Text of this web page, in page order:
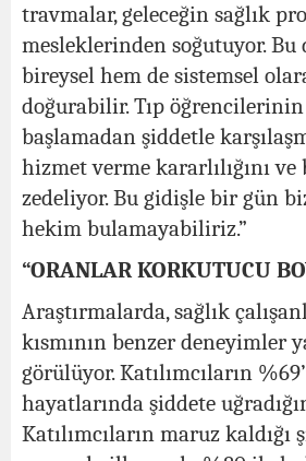
travmalar, geleceğin sağlık
mesleklerinden soğutuyor.
bireysel hem de sistemsel
doğurabilir. Tıp öğrencilerinin
başlamadan şiddetle
hizmet verme kararlılığını ve
zedeliyor. Bu gidişle bir gün
hekim bulamayabiliriz.”
“ORANLAR KORKUTUCU
Araştırmalarda, sağlık
kısmının benzer deneyimler
görülüyor. Katılımcıların
hayatlarında şiddete
Katılımcıların maruz